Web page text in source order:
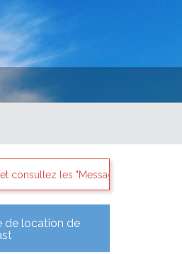
pressés" il y a sans doute des
de location de